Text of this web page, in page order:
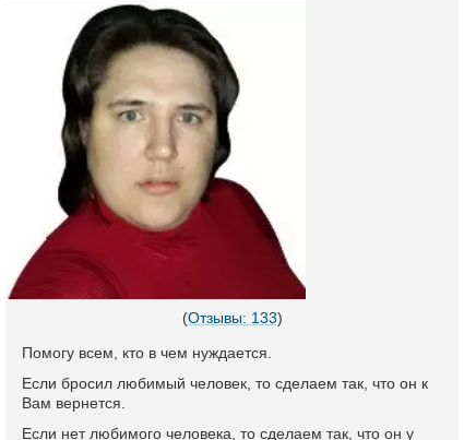
(Отзывы: 133)
Помогу всем, кто в чем нуждается.
Если бросил любимый человек, то сделаем так, что он к
Вам вернется.
Если нет любимого человека, то сделаем так, что он у